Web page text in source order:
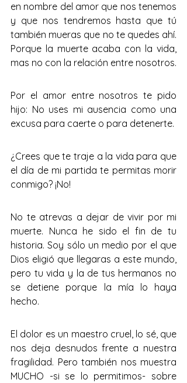
en nombre del amor que nos tenemos
y que nos tendremos hasta que tú
también mueras que no te quedes ahí.
Porque la muerte acaba con la vida,
mas no con la relación entre nosotros.
Por el amor entre nosotros te pido
hijo: No uses mi ausencia como una
excusa para caerte o para detenerte.
¿Crees que te traje a la vida para que
el día de mi partida te permitas morir
conmigo? ¡No!
No te atrevas a dejar de vivir por mi
muerte. Nunca he sido el fin de tu
historia. Soy sólo un medio por el que
Dios eligió que llegaras a este mundo,
pero tu vida y la de tus hermanos no
se detiene porque la mía lo haya
hecho.
El dolor es un maestro cruel, lo sé, que
nos deja desnudos frente a nuestra
fragilidad. Pero también nos muestra
MUCHO -si se lo permitimos- sobre